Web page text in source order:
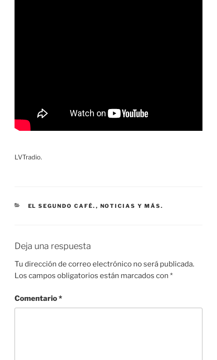
LVTradio.
CATEGORÍAS
EL SEGUNDO CAFÉ. , NOTICIAS Y MÁS.
Deja una respuesta
Tu dirección de correo electrónico no será publicada.
Los campos obligatorios están marcados con *
Comentario*